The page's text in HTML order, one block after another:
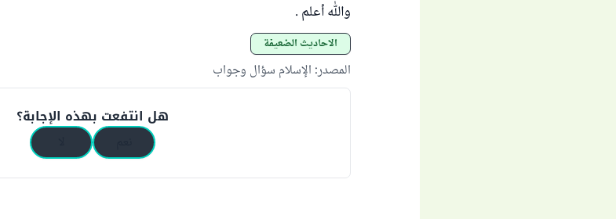
والله أعلم .
الأحاديث الضعيفة
المصدر: الإسلام سؤال وجواب
هل انتفعت بهذه الإجابة؟